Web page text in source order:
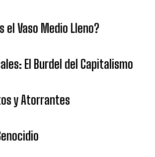
el Vaso Medio Lleno?
El Burdel del Capitalismo
y Atorrantes